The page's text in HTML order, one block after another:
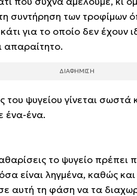
συντήρηση των τροφίμων
για το οποίο δεν έχουν
απαραίτητο.
ψυγείου γίνεται σωστά
ένα-ένα.
το ψυγείο πρέπει
είναι ληγμένα, καθώς
αυτή τη φάση να τα